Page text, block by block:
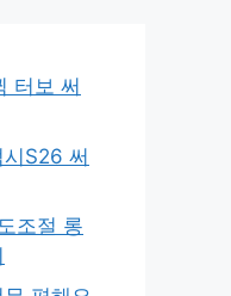
터보 써
S26 써
조절 롱